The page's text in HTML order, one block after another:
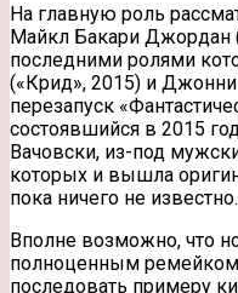
На главную роль
Майкл Бакари Джордан
последними ролями
(«Крид», 2015) и
перезапуск
состоявшийся в 2015
Вачовски, из-под
которых и вышла
пока ничего не известно.
Вполне возможно, что
полноценным
последовать примеру